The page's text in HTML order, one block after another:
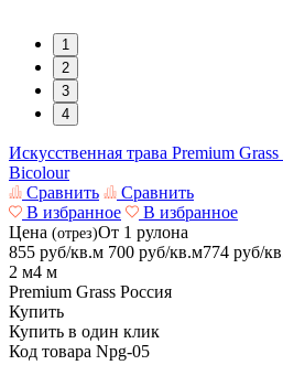
1
2
3
4
Искусственная трава Premium
Bicolour
Сравнить
Сравнить
В избранное
В избранное
Цена (отрез)От 1 рулона
855 руб/кв.м 700 руб/кв.м774 руб/
2 м4 м
Premium Grass Россия
Купить
Купить в один клик
Код товара Npg-05